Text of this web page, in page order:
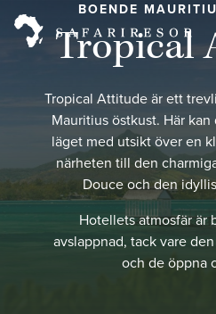
BOENDE
Tropical
Tropical Attitude är ett
Mauritius östkust. Här
läget med utsikt över en
närheten till den
Douce och den
Hotellets atmosfär är
avslappnad, tack vare
och de öppna